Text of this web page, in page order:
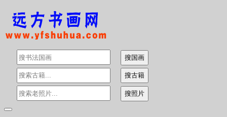
Skip
content
Expand